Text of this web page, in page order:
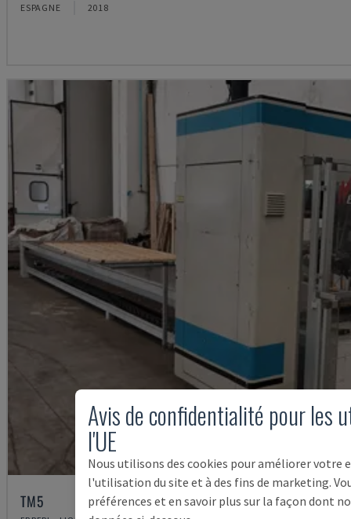
ESPAGNE 2018
TM5
Avis de confidentialité pour les
l'UE
Nous utilisons des cookies pour améliorer votre
l'utilisation du site et à des fins de marketing.
préférences et en savoir plus sur la façon dont